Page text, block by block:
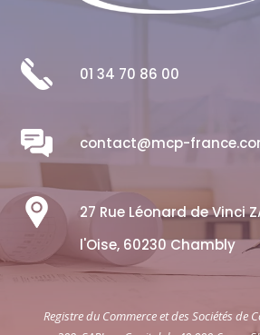
01 34 70 86 00
contact@mcp-
27 Rue Léonard de Vinci
l'Oise, 60230 Chambly
Registre du Commerce et des Sociétés de